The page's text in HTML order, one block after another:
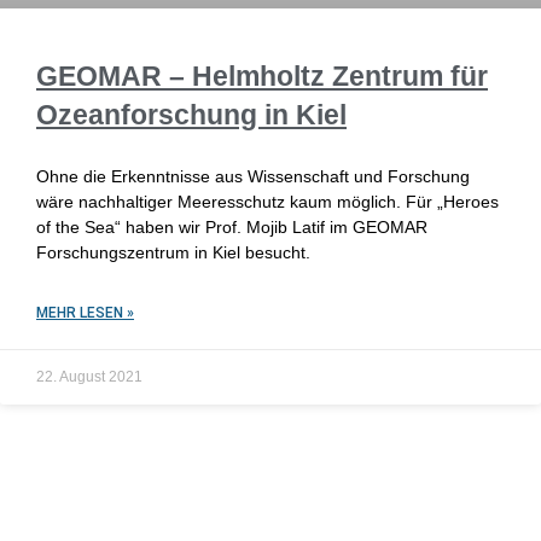
GEOMAR – Helmholtz Zentrum für
Ozeanforschung in Kiel
Ohne die Erkenntnisse aus Wissenschaft und Forschung
wäre nachhaltiger Meeresschutz kaum möglich. Für „Heroes
of the Sea“ haben wir Prof. Mojib Latif im GEOMAR
Forschungszentrum in Kiel besucht.
MEHR LESEN »
22. August 2021